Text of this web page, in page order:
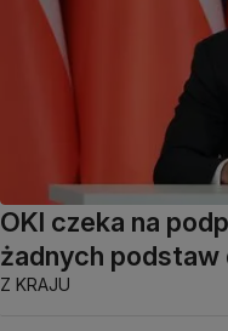
OKI czeka na
żadnych
Z KRAJU